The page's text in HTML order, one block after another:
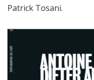
Patrick Tosani.